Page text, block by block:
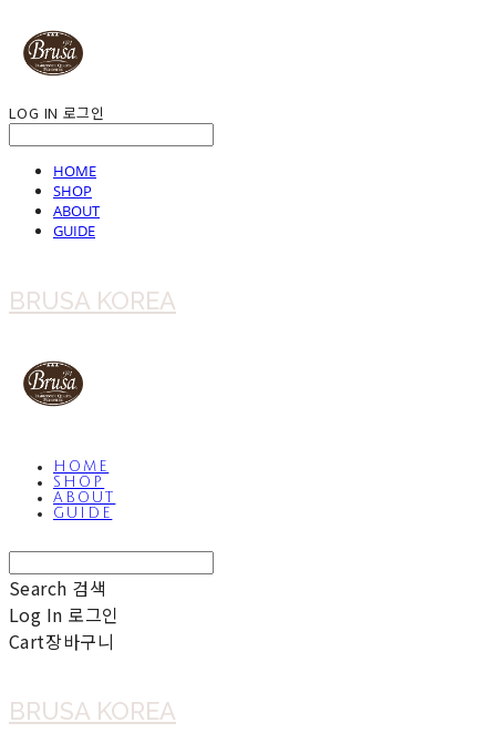
LOG IN 로그인
HOME
SHOP
ABOUT
GUIDE
BRUSA KOREA
HOME
SHOP
ABOUT
GUIDE
Search 검색
Log In 로그인
Cart장바구니
BRUSA KOREA